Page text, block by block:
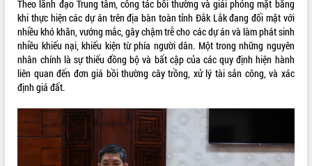
Lễ truy tặng danh hiệu “Bà Mẹ Việt
Nam Anh hùng” và trao Huân chương
Lao động
UBND tỉnh Đắk Lắk triển khai nhiệm
vụ 6 tháng cuối năm 2026
Kỳ họp thứ Hai, Hội đồng nhân dân
quan trọng
Bí thư Tỉnh ủy Lương Nguyễn Minh
Triết thăm, tặng quà người có công với
cách mạng
ALBUM ẢNH
Theo lãnh đạo Trung tâm, công tác bồi thường và giải phóng mặt bằng
khi thực hiện các dự án trên địa bàn toàn tỉnh Đắk Lắk đang đối mặt với
nhiều khó khăn, vướng mắc, gây chậm trễ cho các dự án và làm phát sinh
nhiều khiếu nại, khiếu kiện từ phía người dân. Một trong những nguyên
nhân chính là sự thiếu đồng bộ và bất cập của các quy định hiện hành
liên quan đến đơn giá bồi thường cây trồng, xử lý tài sản công, và xác
định giá đất.